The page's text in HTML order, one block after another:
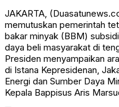
JAKARTA,
memutuskan pemerintah
bakar minyak (BBM)
daya beli masyarakat di
Presiden menyampaikan
di Istana Kepresidenan,
Energi dan Sumber Daya
Kepala Bappisus Aris